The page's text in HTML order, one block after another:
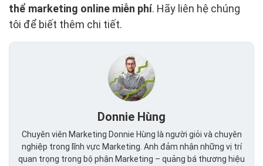
thể marketing online miễn phí. Hãy liên hệ chúng
tôi để biết thêm chi tiết.
Donnie Hùng
Chuyên viên Marketing Donnie Hùng là người giỏi và chuyên
nghiệp trong lĩnh vực Marketing. Anh đảm nhận những vị trí
quan trọng trong bộ phận Marketing – quảng bá thương hiệu